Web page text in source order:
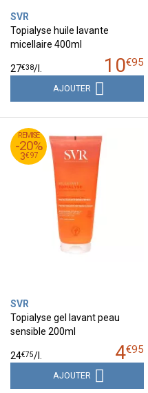
SVR
Topialyse huile lavante
micellaire 400ml
10€95
27€38/
AJOUTER
REMISE
-20%
3€97
4
€
95
3
€
97
SVR
Topialyse gel lavant peau
sensible 200ml
4€95
24€75/
AJOUTER